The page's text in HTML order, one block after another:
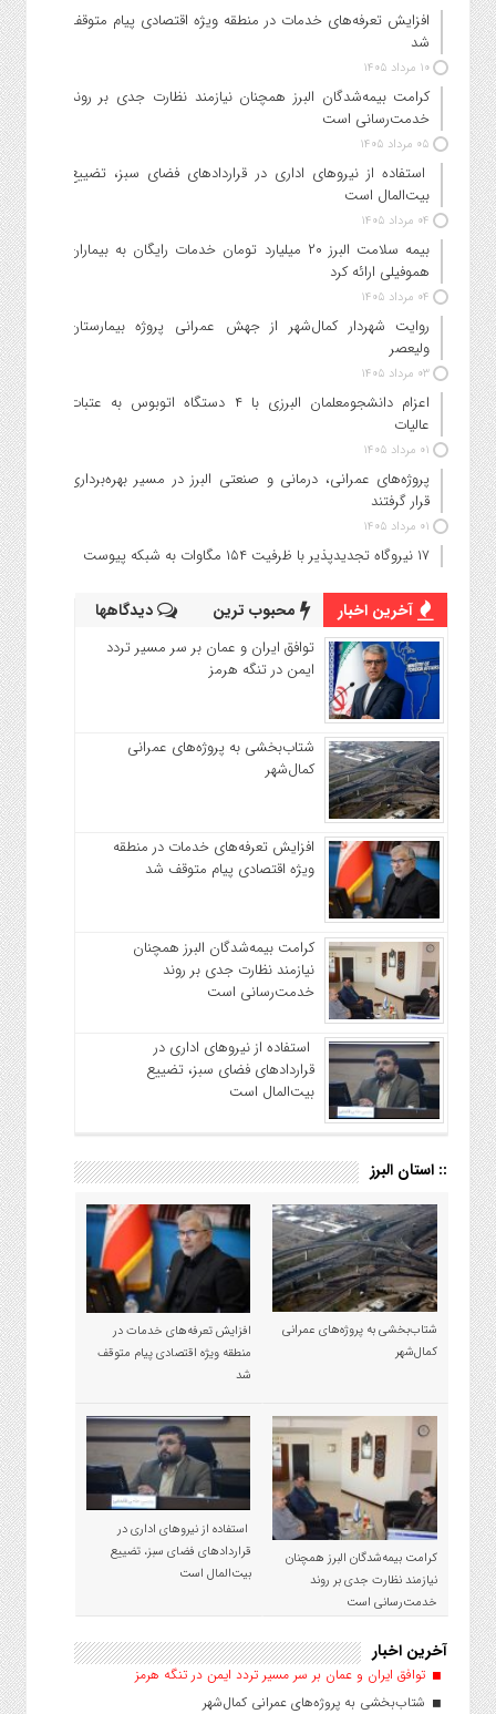
افزایش تعرفه‌های خدمات در منطقه ویژه اقتصادی پیام متوقف
شد
۱۰ مرداد ۱۴۰۵
کرامت بیمه‌شدگان البرز همچنان نیازمند نظارت جدی بر روند
خدمت‌رسانی است
۰۵ مرداد ۱۴۰۵
استفاده از نیروهای اداری در قراردادهای فضای سبز، تضییع
بیت‌المال است
۰۴ مرداد ۱۴۰۵
بیمه سلامت البرز ۲۰ میلیارد تومان خدمات رایگان به بیماران
هموفیلی ارائه کرد
۰۴ مرداد ۱۴۰۵
روایت شهردار کمال‌شهر از جهش عمرانی پروژه بیمارستان
ولیعصر
۰۳ مرداد ۱۴۰۵
اعزام دانشجو‌معلمان البرزی با ۴ دستگاه اتوبوس به عتبات
عالیات
۰۱ مرداد ۱۴۰۵
پروژه‌های عمرانی، درمانی و صنعتی البرز در مسیر بهره‌برداری
قرار گرفتند
۰۱ مرداد ۱۴۰۵
۱۷ نیروگاه تجدیدپذیر با ظرفیت ۱۵۴ مگاوات به شبکه پیوست
آخرین اخبار محبوب ترین دیدگاهها
توافق ایران و عمان بر سر مسیر تردد
ایمن در تنگه هرمز
شتاب‌بخشی به پروژه‌های عمرانی
کمال‌شهر
افزایش تعرفه‌های خدمات در منطقه
ویژه اقتصادی پیام متوقف شد
کرامت بیمه‌شدگان البرز همچنان
نیازمند نظارت جدی بر روند
خدمت‌رسانی است
استفاده از نیروهای اداری در
قراردادهای فضای سبز، تضییع
بیت‌المال است
:: استان البرز
شتاب‌بخشی به پروژه‌های عمرانی
کمال‌شهر
افزایش تعرفه‌های خدمات در
منطقه ویژه اقتصادی پیام متوقف
شد
کرامت بیمه‌شدگان البرز همچنان
نیازمند نظارت جدی بر روند
خدمت‌رسانی است
استفاده از نیروهای اداری در
قراردادهای فضای سبز، تضییع
بیت‌المال است
آخرین اخبار
توافق ایران و عمان بر سر مسیر تردد ایمن در تنگه هرمز
شتاب‌بخشی به پروژه‌های عمرانی کمال‌شهر